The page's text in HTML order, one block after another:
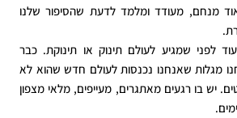
מנחם, מעודד ומלמד לדעת שהסיפור שלנו
לפני שמגיע לעולם תינוק או תינוקת. כבר
מגלות שאנחנו נכנסות לעולם חדש שהוא לא
יש בו רגעים מאתגרים, מעייפים, מלאי מצפון